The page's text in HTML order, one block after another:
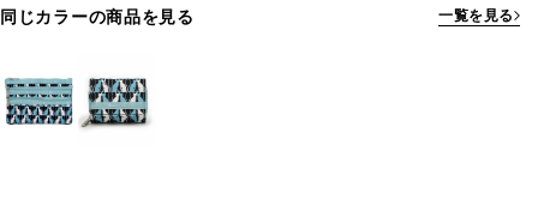
同じカラーの商品を見る 一覧を見る